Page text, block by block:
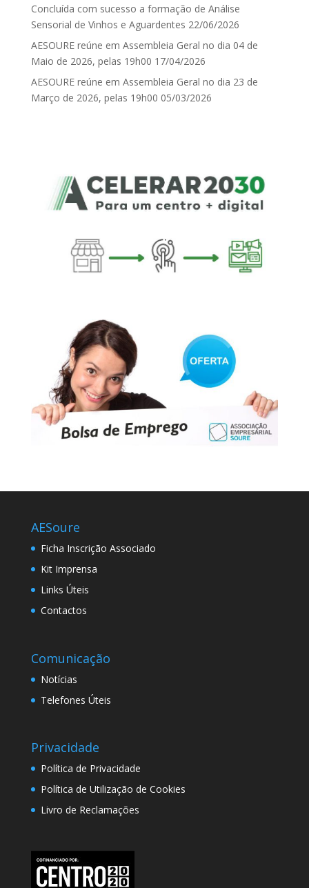
Concluída com sucesso a formação de Análise
Sensorial de Vinhos e Aguardentes 22/06/2026
AESOURE reúne em Assembleia Geral no dia 04 de
Maio de 2026, pelas 19h00 17/04/2026
AESOURE reúne em Assembleia Geral no dia 23 de
Março de 2026, pelas 19h00 05/03/2026
AESoure
Ficha Inscrição Associado
Kit Imprensa
Links Úteis
Contactos
Comunicação
Notícias
Telefones Úteis
Privacidade
Política de Privacidade
Política de Utilização de Cookies
Livro de Reclamações